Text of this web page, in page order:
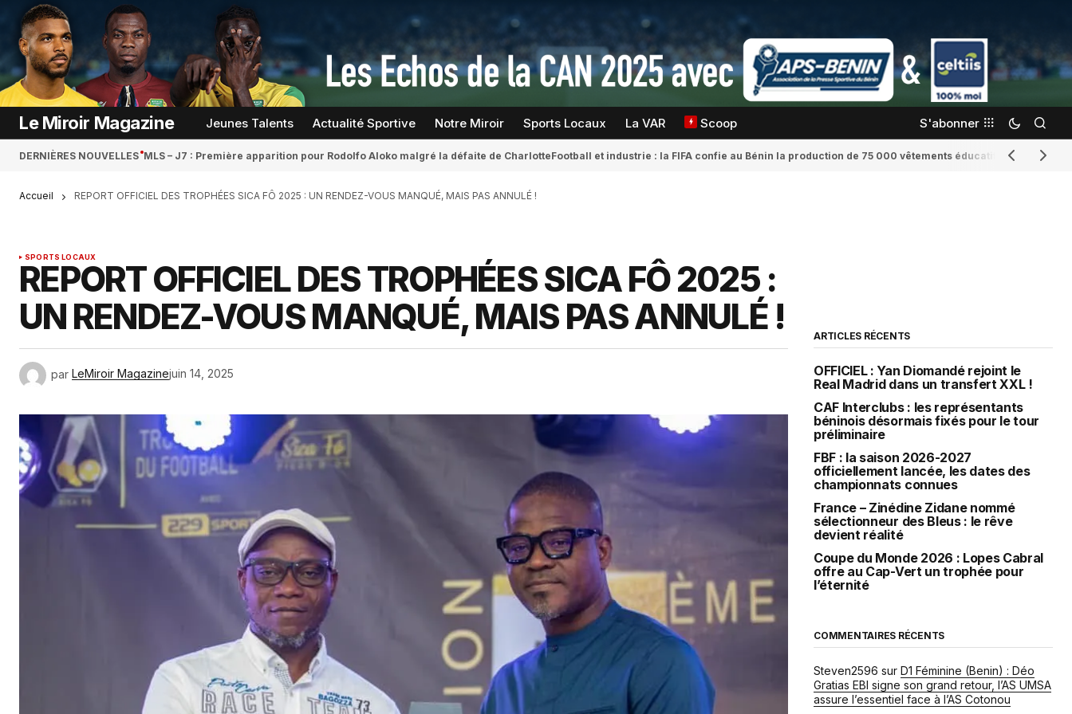
Le Miroir Magazine Jeunes Talents Actualité Sportive Notre Miroir Sports Locaux La VAR Scoop S'abonner
DERNIÈRES NOUVELLES MLS – J7 : Première apparition pour Rodolfo Aloko malgré la défaite de CharlotteFootball et industrie : la FIFA confie au Bénin la production de 75 000 vêtements éducatifs Romaine
Accueil REPORT OFFICIEL DES TROPHÉES SICA FÔ 2025 : UN RENDEZ-VOUS MANQUÉ, MAIS PAS ANNULÉ !
SPORTS LOCAUX
REPORT OFFICIEL DES TROPHÉES SICA FÔ 2025 :
UN RENDEZ-VOUS MANQUÉ, MAIS PAS ANNULÉ !
par LeMiroir Magazinejuin 14, 2025
ARTICLES RÉCENTS
OFFICIEL : Yan Diomandé rejoint le
Real Madrid dans un transfert XXL !
CAF Interclubs : les représentants
béninois désormais fixés pour le tour
préliminaire
FBF : la saison 2026-2027
officiellement lancée, les dates des
championnats connues
France – Zinédine Zidane nommé
sélectionneur des Bleus : le rêve
devient réalité
Coupe du Monde 2026 : Lopes Cabral
offre au Cap-Vert un trophée pour
l’éternité
COMMENTAIRES RÉCENTS
Steven2596 sur D1 Féminine (Benin) : Déo
Gratias EBI signe son grand retour, l’AS UMSA
assure l’essentiel face à l’AS Cotonou